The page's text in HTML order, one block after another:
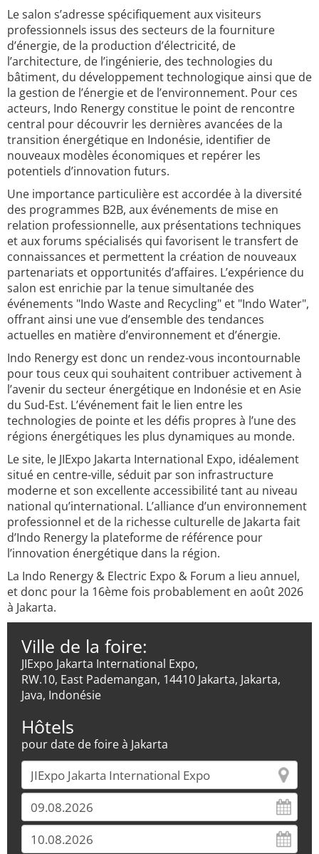
Le salon s’adresse spécifiquement aux visiteurs
professionnels issus des secteurs de la fourniture
d’énergie, de la production d’électricité, de
l’architecture, de l’ingénierie, des technologies du
bâtiment, du développement technologique ainsi que de
la gestion de l’énergie et de l’environnement. Pour ces
acteurs, Indo Renergy constitue le point de rencontre
central pour découvrir les dernières avancées de la
transition énergétique en Indonésie, identifier de
nouveaux modèles économiques et repérer les
potentiels d’innovation futurs.
Une importance particulière est accordée à la diversité
des programmes B2B, aux événements de mise en
relation professionnelle, aux présentations techniques
et aux forums spécialisés qui favorisent le transfert de
connaissances et permettent la création de nouveaux
partenariats et opportunités d’affaires. L’expérience du
salon est enrichie par la tenue simultanée des
événements "Indo Waste and Recycling" et "Indo Water",
offrant ainsi une vue d’ensemble des tendances
actuelles en matière d’environnement et d’énergie.
Indo Renergy est donc un rendez-vous incontournable
pour tous ceux qui souhaitent contribuer activement à
l’avenir du secteur énergétique en Indonésie et en Asie
du Sud-Est. L’événement fait le lien entre les
technologies de pointe et les défis propres à l’une des
régions énergétiques les plus dynamiques au monde.
Le site, le JIExpo Jakarta International Expo, idéalement
situé en centre-ville, séduit par son infrastructure
moderne et son excellente accessibilité tant au niveau
national qu’international. L’alliance d’un environnement
professionnel et de la richesse culturelle de Jakarta fait
d’Indo Renergy la plateforme de référence pour
l’innovation énergétique dans la région.
La Indo Renergy & Electric Expo & Forum a lieu annuel,
et donc pour la 16ème fois probablement en août 2026
à Jakarta.
Ville de la foire:
JIExpo Jakarta International Expo,
RW.10, East Pademangan, 14410 Jakarta, Jakarta,
Java, Indonésie
Hôtels
pour date de foire à Jakarta